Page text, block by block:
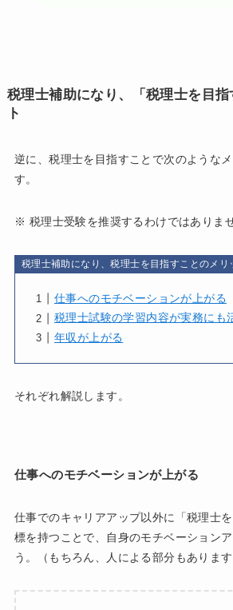
税理士補助になり、「税理士を目指
ト
逆に、税理士を目指すことで次のような
す。
※ 税理士受験を推奨するわけではありませ
税理士補助になり、税理士を目指すことのメリ
仕事へのモチベーションが上がる
税理士試験の学習内容が実務にも
年収が上がる
それぞれ解説します。
仕事へのモチベーションが上がる
仕事でのキャリアアップ以外に「税理士
標を持つことで、自身のモチベーション
う。（もちろん、人による部分もあります